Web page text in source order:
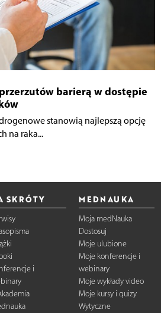
barierą w dostępie
stanowią najlepszą opcję
na raka...
SKRÓTY
i
MEDNAUKA
Moja medNauka
Dostosuj
Moje ulubione
Moje konferencje i
webinary
Moje wykłady video
Moje kursy i quizy
Wytyczne